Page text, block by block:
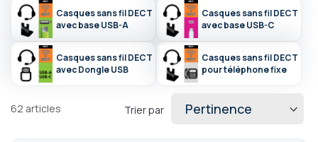
et une autonomie de plusieurs heures en fonctionnement.
Dotés de 1 à 2 écouteurs et de micros anti-bruit ces casques
ans fil longue portée professionnels vous offrent une liberté
de mouvement totale à votre domicile comme sur votre lieu de
travail.
Casques sans fil DECT
avec base USB-A
Casques sans fil DECT
avec base USB-C
Casques sans fil DECT
avec Dongle USB
Casques sans fil DECT
pour téléphone fixe
62 articles Trier par